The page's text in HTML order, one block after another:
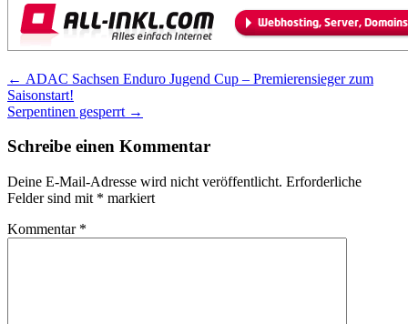
Post
navigation
← ADAC Sachsen Enduro Jugend Cup – Premierensieger zum
Saisonstart!
Serpentinen gesperrt →
Schreibe einen Kommentar
Deine E-Mail-Adresse wird nicht veröffentlicht. Erforderliche
Felder sind mit * markiert
Kommentar *